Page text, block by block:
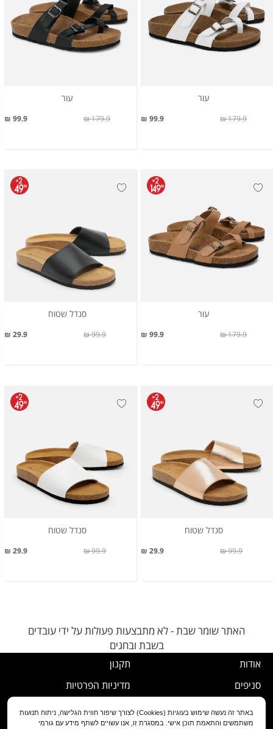
עור
99.9 ₪ 179.9 ₪
עור
99.9 ₪ 179.9 ₪
עור
99.9 ₪ 179.9 ₪
סנדל שטוח
29.9 ₪ 99.9 ₪
סנדל שטוח
29.9 ₪ 99.9 ₪
סנדל שטוח
29.9 ₪ 99.9 ₪
האתר שומר שבת - לא מתבצעות פעולות על ידי עובדים
בשבת ובחגים
אודות
סניפים
תקנון
מדיניות הפרטיות
נוהל ביטול עסקה
באתר זה נעשה שימוש בעוגיות (Cookies) לצורך שיפור חווית הגלישה, ניתוח תנועות
משתמשים והתאמת תוכן אישי. במסגרת זו, אנו עשויים לשתף מידע עם גורמי